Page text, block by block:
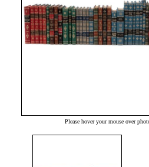
Please hover your mouse over